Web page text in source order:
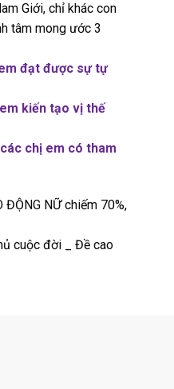
Giới, chỉ khác con
tâm mong ước 3
đạt được sự tự
kiến tạo vị thế
chị em có tham
NỮ chiếm 70%,
cuộc đời _ Đề cao